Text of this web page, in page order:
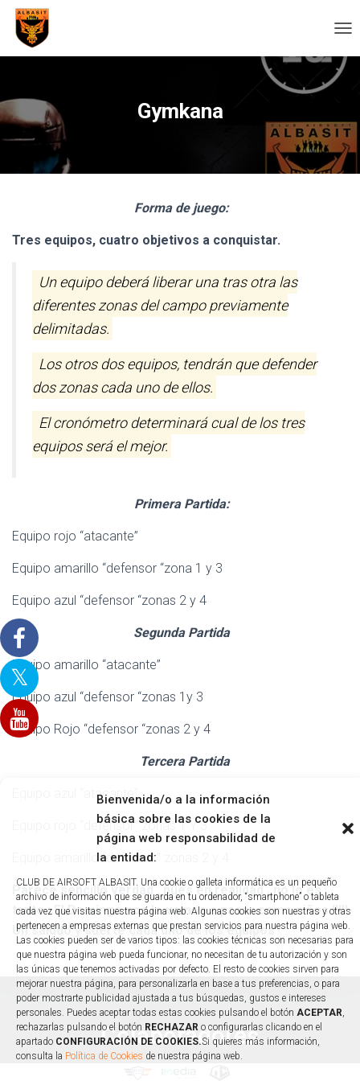
Bienvenida/o a la información
básica sobre las cookies de la
página web responsabilidad de
la entidad:
CLUB DE AIRSOFT ALBASIT. Una cookie o galleta informática es un pequeño
archivo de información que se guarda en tu ordenador, “smartphone” o tableta
cada vez que visitas nuestra página web. Algunas cookies son nuestras y otras
pertenecen a empresas externas que prestan servicios para nuestra página web.
Las cookies pueden ser de varios tipos: las cookies técnicas son necesarias para
que nuestra página web pueda funcionar, no necesitan de tu autorización y son
las únicas que tenemos activadas por defecto. El resto de cookies sirven para
mejorar nuestra página, para personalizarla en base a tus preferencias, o para
poder mostrarte publicidad ajustada a tus búsquedas, gustos e intereses
personales. Puedes aceptar todas estas cookies pulsando el botón ACEPTAR,
rechazarlas pulsando el botón RECHAZAR o configurarlas clicando en el
apartado CONFIGURACIÓN DE COOKIES.Si quieres más información,
consulta la Política de Cookies de nuestra página web.
A
M
R
M
O
Gymkana
Forma de juego:
Tres equipos, cuatro objetivos a conquistar.
Un equipo deberá liberar una tras otra las
diferentes zonas del campo previamente
delimitadas.
Los otros dos equipos, tendrán que defender
dos zonas cada uno de ellos.
El cronómetro determinará cual de los tres
equipos será el mejor.
Primera Partida:
Equipo rojo “atacante”
Equipo amarillo “defensor “zona 1 y 3
Equipo azul “defensor “zonas 2 y 4
Segunda Partida
Equipo amarillo “atacante”
Equipo azul “defensor “zonas 1y 3
Equipo Rojo “defensor “zonas 2 y 4
Tercera Partida
Equipo azul “atacante”
Equipo rojo “defensor” zonas 1 Y 3
Equipo amarillo “defensor” zonas 2 y 4
Parece sencillo verdad , púes en realidad , no lo es
tanto ; El Domingo nos lo vamos a pasar como niños !!!!!
Un saludo y suerte cada uno de los equipos
Colaboradores